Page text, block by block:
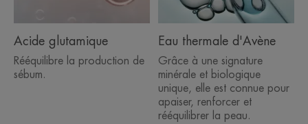
TEXTURE ENVIRONNEMENT
Acide glutamique
Rééquilibre la production de
sébum.
Eau thermale d'Avène
Grâce à une signature
minérale et biologique
unique, elle est connue pour
apaiser, renforcer et
rééquilibrer la peau.